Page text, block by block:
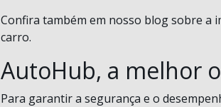
Confira também em nosso blog sobre a
carro.
AutoHub, a melhor
Para garantir a segurança e o